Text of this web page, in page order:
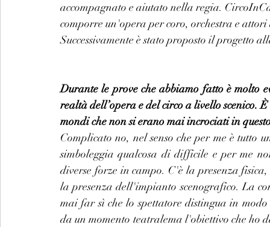
accompagnato e aiutato nella regia.
comporre un'opera per coro, orchestra e
Successivamente è stato proposto il progetto
Durante le prove che abbiamo fatto è molto
realtà dell’opera e del circo a livello scenico.
mondi che non si erano mai incrociati in
Complicato no, nel senso che per me è tutto
simboleggia qualcosa di difficile e per me
diverse forze in campo. C'è la presenza
la presenza dell'impianto scenografico. La
mai far sì che lo spettatore distingua in
da un momento teatralema l'obiettivo che ho